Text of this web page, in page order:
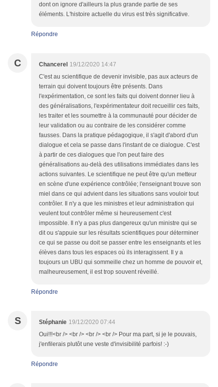
dont on ignore d'ailleurs la plus grande partie de ses
éléments. L'histoire actuelle du virus est très significative.
Répondre
C Chancerel 19/12/2020 14:47
C'est au scientifique de devenir invisible, pas aux acteurs de
terrain qui doivent toujours être présents. Dans
l'expérimentation, ce sont les faits qui doivent donner lieu à
des généralisations, l'expérimentateur doit recueillir ces faits,
les traiter et les soumettre à la communauté pour décider de
leur validation ou au contraire de les considérer comme
fausses. Dans la pratique pédagogique, il s'agit d'abord d'un
dialogue et cela se passe dans l'instant de ce dialogue. C'est
à partir de ces dialogues que l'on peut faire des
généralisations au-delà des utilisations immédiates dans les
actions suivantes. Le scientifique ne peut être qu'un metteur
en scène d'une expérience contrôlée; l'enseignant trouve son
miel dans ce qui advient dans les situations sans vouloir tout
contrôler. Il n'y a que les ministres et leur administration qui
veulent tout contrôler même si heureusement c'est
impossible. Il n'y a pas plus dangereux qu'un ministre qui se
dit ou s'appuie sur les résultats scientifiques pour déterminer
ce qui se passe ou doit se passer entre les enseignants et les
élèves dans tous les espaces où ils interagissent. Il y a
toujours un UBU qui sommeille chez un homme de pouvoir et,
malheureusement, il est trop souvent réveillé.
Répondre
S Stéphanie 19/12/2020 07:44
Oui!!!<br /> <br /> <br /> <br /> Pour ma part, si je le pouvais,
j'enfilerais plutôt une veste d'invisibilité parfois! :-)
Répondre